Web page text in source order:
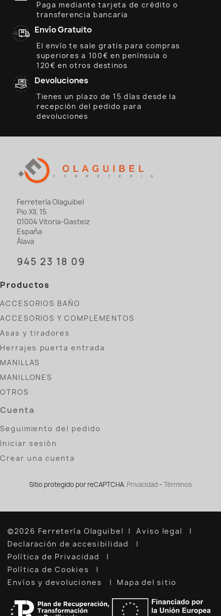
Paga mediante tarjeta de crédito o
transferencia bancaria
Envío Gratuito
El envío te sale gratis para compras
superiores a 100€ en península o
120€ en otros destinos
Devoluciones
Tienes un plazo de 15 días desde la
recepción del pedido para
devoluciones
Ferretería Olaguibel
Pio XII, 15
01004 Vitoria-Gasteiz
España
Álava
945 23 18 09
Productos
ACCESORIOS BAÑO
ACCESORIOS Y COMPLEMENTOS
Asas y tiradores
Herrajes puerta entrada
MANILLAS
MANILLONES
OTROS
Cuenta
Seguimiento del pedido
Iniciar sesión
Crear una cuenta
Sitio protegido por reCAPTCHA. Privacidad - Términos
©2026 Ferretería Olaguibel
Aviso legal
Declaración de accesibilidad
Política de Privacidad
Política de Cookies
Envíos y devoluciones
Mapa del sitio